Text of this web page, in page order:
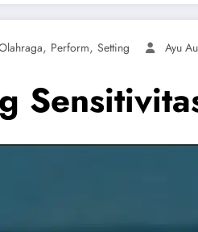
, Perform, Setting Ayu